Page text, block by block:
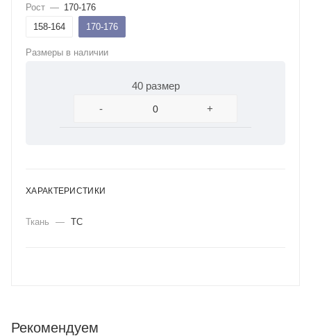
Рост — 170-176
158-164
170-176
Размеры в наличии
40 размер
-
+
ХАРАКТЕРИСТИКИ
Ткань — ТС
Рекомендуем